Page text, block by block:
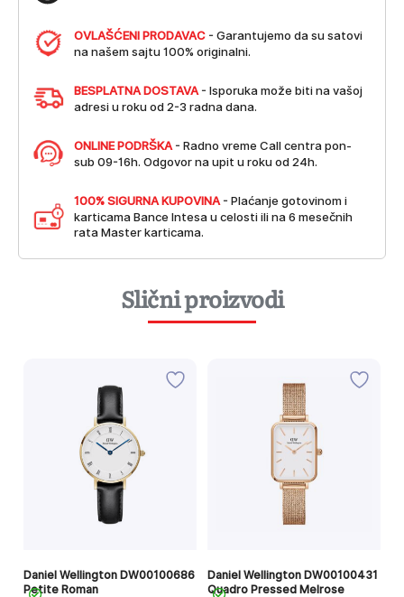
OVLAŠĆENI PRODAVAC - Garantujemo da su satovi
na našem sajtu 100% originalni.
BESPLATNA DOSTAVA - Isporuka može biti na vašoj
adresi u roku od 2-3 radna dana.
ONLINE PODRŠKA - Radno vreme Call centra pon-
sub 09-16h. Odgovor na upit u roku od 24h.
100% SIGURNA KUPOVINA - Plaćanje gotovinom i
karticama Bance Intesa u celosti ili na 6 mesečnih
rata Master karticama.
Slični proizvodi
Daniel Wellington DW00100686
Petite Roman
Daniel Wellington DW00100431
Quadro Pressed Melrose